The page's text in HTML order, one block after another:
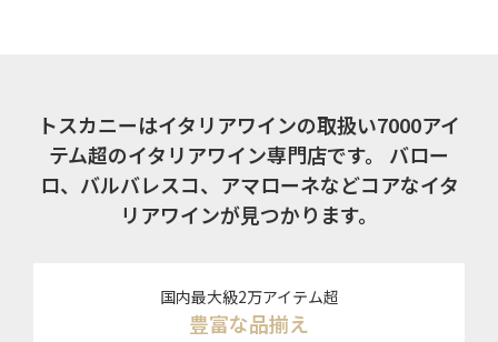
トスカニーはイタリアワインの取扱い7000アイ
テム超のイタリアワイン専門店です。
バロー
ロ、バルバレスコ、アマローネなどコアなイタ
リアワインが見つかります。
国内最大級2万アイテム超
豊富な品揃え